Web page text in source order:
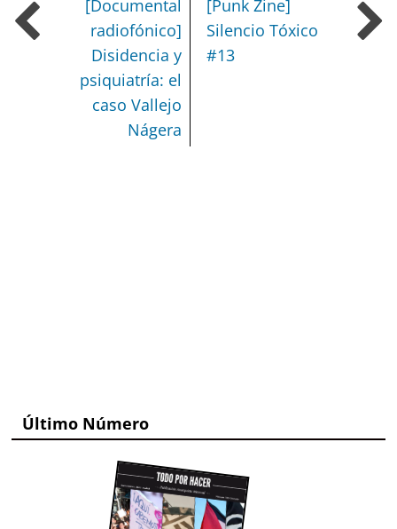
[Documental
radiofónico]
Disidencia y
psiquiatría: el
caso Vallejo
Nágera
[Punk Zine]
Silencio Tóxico
#13
Último Número